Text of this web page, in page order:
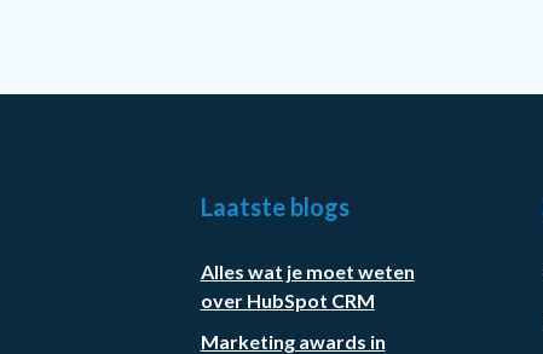
Laatste blogs
Alles wat je moet weten
over HubSpot CRM
Marketing awards in